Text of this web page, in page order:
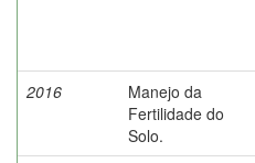
2016
Manejo da
Fertilidade do
Solo.